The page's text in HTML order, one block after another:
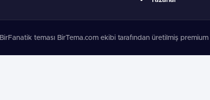
BirFanatik teması BirTema.com ekibi tarafından üretilmiş